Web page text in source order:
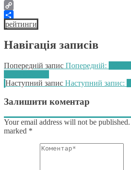
Email
Copy
Link
Поділитися
рейтинги
Навігація записів
Попередній запис Попередній:
Наступний запис Наступний запис:
Залишити коментар
Your email address will not be
marked *